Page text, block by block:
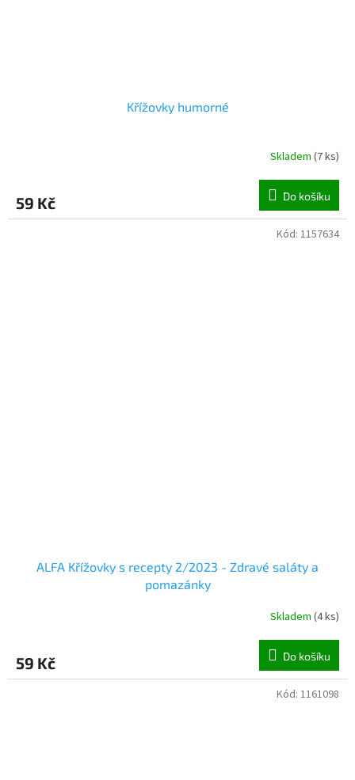
Křížovky humorné
Skladem (7 ks)
59 Kč Do košíku
ALFA Křížovky s recepty 2/2023 - Zdravé saláty a
pomazánky
Skladem (4 ks)
59 Kč Do košíku
Kód: 1157634
Kód: 1161098